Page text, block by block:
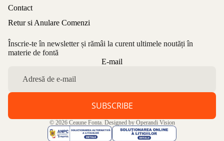
Contact
Retur si Anulare Comenzi
Înscrie-te în newsletter și rămâi la curent ultimele noutăți în
materie de fontă
E-mail
SUBSCRIBE
© 2026 Ceaune Fonta. Designed by Operandi Vision
Politica de confidențialitate
Aviz legal